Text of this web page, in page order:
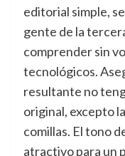
editorial simple,
gente de la
comprender sin
tecnológicos.
resultante no
original, excepto
comillas. El tono
atractivo para un